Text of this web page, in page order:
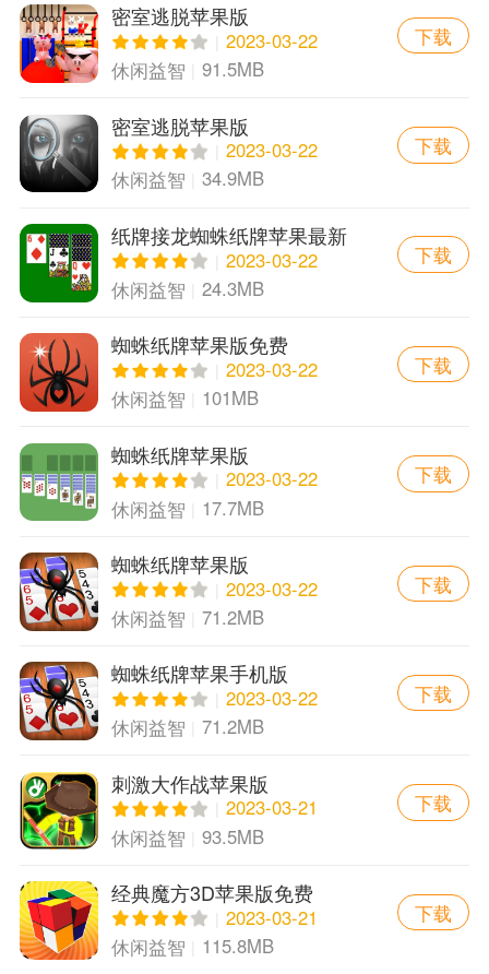
密室逃脱苹果版
2023-03-22
休闲益智
91.5MB
下载
密室逃脱苹果版
2023-03-22
休闲益智
34.9MB
下载
纸牌接龙蜘蛛纸牌苹果最新
版
2023-03-22
休闲益智
24.3MB
下载
蜘蛛纸牌苹果版免费
2023-03-22
休闲益智
101MB
下载
蜘蛛纸牌苹果版
2023-03-22
休闲益智
17.7MB
下载
蜘蛛纸牌苹果版
2023-03-22
休闲益智
71.2MB
下载
蜘蛛纸牌苹果手机版
2023-03-22
休闲益智
71.2MB
下载
刺激大作战苹果版
2023-03-21
休闲益智
93.5MB
下载
经典魔方3D苹果版免费
2023-03-21
休闲益智
115.8MB
下载